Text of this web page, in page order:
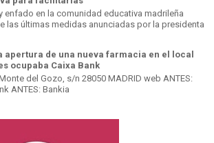
enfado en la comunidad educativa madrileña
las últimas medidas anunciadas por la presidenta
apertura de una nueva farmacia en el local
ocupaba Caixa Bank
del Gozo, s/n 28050 MADRID web ANTES:
ANTES: Bankia